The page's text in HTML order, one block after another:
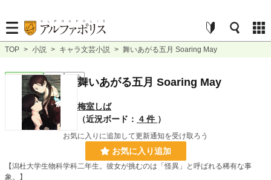
TOP > 小説 > キャラ文芸小説 > 舞いあがる五月 Soaring May
キャラ文芸 完結 長編舞いあがる五月 Soaring May
梅室しば
（近況ボード： 4 件 ）
お気に入りに追加して更新通知を受け取ろう
お気に入り追加
【潟杜大学生物科学科二年生。彼女が挑むのは「怪異」と呼ばれる稀有な事
象。】